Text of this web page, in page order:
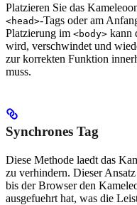
Platzieren Sie das
<head>-Tags oder am
Platzierung im <body> kann
wird, verschwindet und
zur korrekten Funktion
muss.
Synchrones Tag
Diese Methode laedt das
zu verhindern. Dieser
bis der Browser den
ausgefuehrt hat, was die